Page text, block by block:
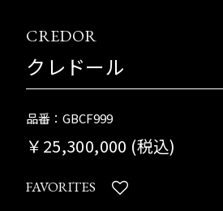
CREDOR
クレドール
品番：GBCF999
￥25,300,000 (税込)
FAVORITES